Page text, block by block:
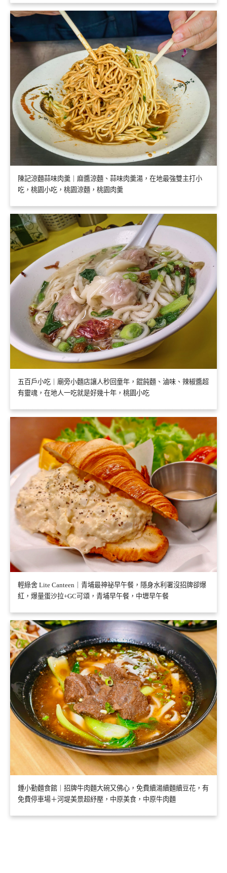
陳記涼麵蒜味肉羹｜麻醬涼麵、蒜味肉羹湯，在地最強雙主打小
吃，桃園小吃，桃園涼麵，桃園肉羹
五百戶小吃｜廟旁小麵店讓人秒回童年，餛飩麵、滷味、辣椒醬超
有靈魂，在地人一吃就是好幾十年，桃園小吃
輕綠舍 Lite Canteen｜青埔最神祕早午餐，隱身水利署沒招牌卻爆
紅，爆量蛋沙拉+GC可頌，青埔早午餐，中壢早午餐
鍾小勤麵食館｜招牌牛肉麵大碗又佛心，免費續湯續麵續豆花，有
免費停車場＋河堤美景超紓壓，中原美食，中原牛肉麵